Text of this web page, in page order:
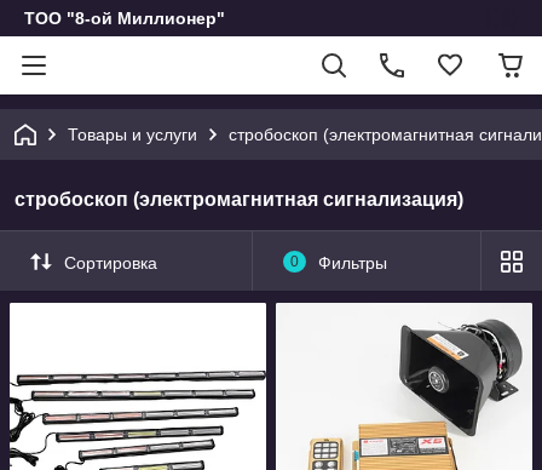
ТОО "8-ой Миллионер"
Товары и услуги стробоскоп (электромагнитная
стробоскоп (электромагнитная сигнализация)
Сортировка 0 Фильтры